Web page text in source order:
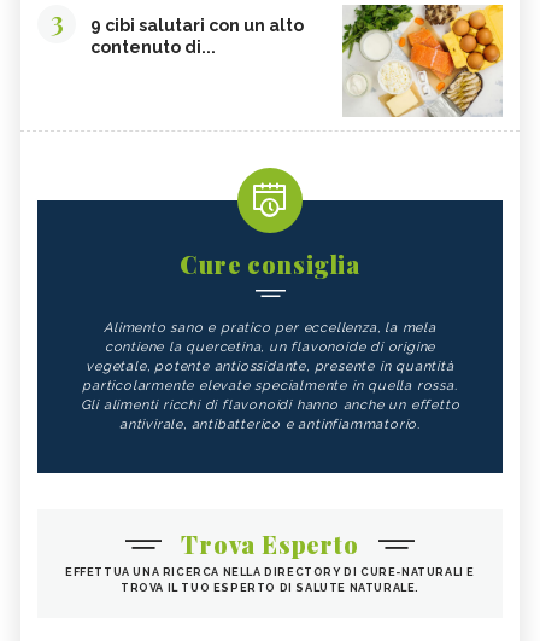
3
9 cibi salutari con un alto
contenuto di...
Cure consiglia
Alimento sano e pratico per eccellenza, la mela
contiene la quercetina, un flavonoide di origine
vegetale, potente antiossidante, presente in quantità
particolarmente elevate specialmente in quella rossa.
Gli alimenti ricchi di flavonoidi hanno anche un effetto
antivirale, antibatterico e antinfiammatorio.
Trova Esperto
EFFETTUA UNA RICERCA NELLA DIRECTORY DI CURE-NATURALI E
TROVA IL TUO ESPERTO DI SALUTE NATURALE.